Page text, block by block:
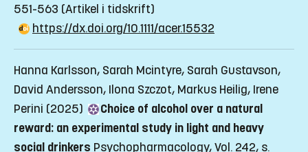
551-563 (Artikel i tidskrift)
https://dx.doi.org/10.1111/acer.15532
Hanna Karlsson, Sarah Mcintyre, Sarah Gustavson,
David Andersson, Ilona Szczot, Markus Heilig, Irene
Perini (2025)
Choice of alcohol over a natural
reward: an experimental study in light and heavy
social drinkers Psychopharmacology, Vol. 242, s.